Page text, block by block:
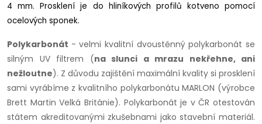
4 mm. Prosklení je do hliníkových profilů kotveno pomocí
ocelových sponek.
Polykarbonát - velmi kvalitní dvoustěnný polykarbonát se
silným UV filtrem (na slunci a mrazu nekřehne, ani
nežloutne). Z důvodu zajištění maximální kvality si prosklení
sami vyrábíme z kvalitního polykarbonátu MARLON (výrobce
Brett Martin Velká Británie). Polykarbonát je v ČR otestován
státem akreditovanými zkušebnami jako stavební materiál.